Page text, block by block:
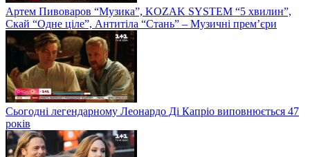
Артем Пивоваров “Музика”, KOZAK SYSTEM “5 хвилин”,
Скай “Одне ціле”, Антитіла “Стань” – Музичні прем’єри
Сьогодні легендарному Леонардо Ді Капріо виповнюється 47
років